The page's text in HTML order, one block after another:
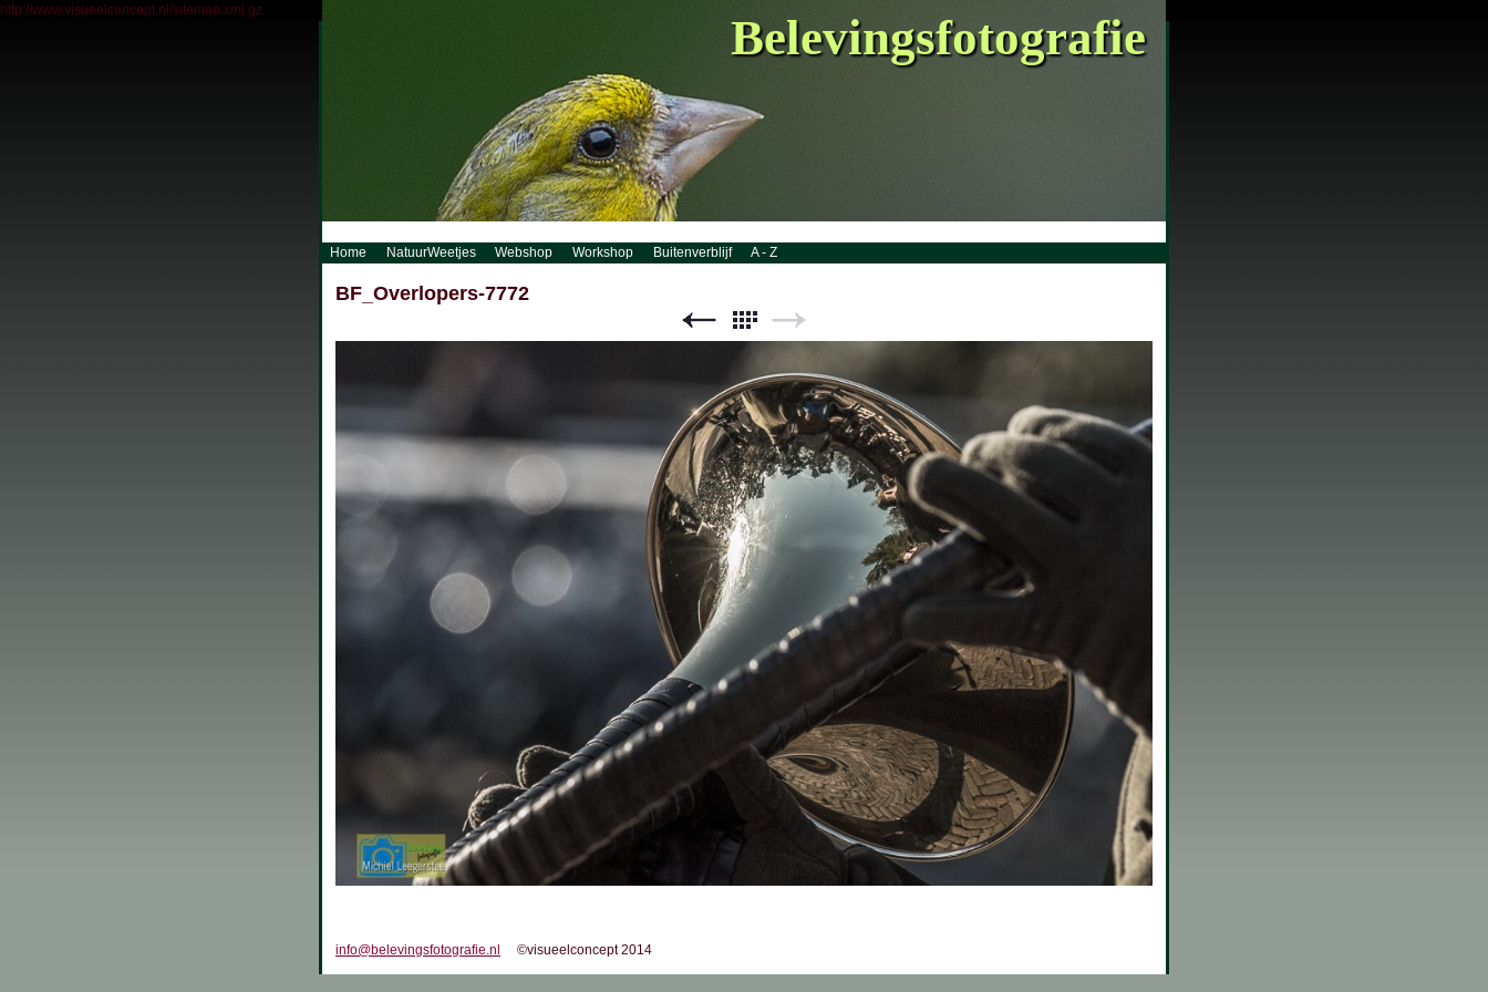
http://www.visueelconcept.nl/sitemap.xml.gz Belevingsfotografie
Home NatuurWeetjes Webshop Workshop Buitenverblijf A - Z
BF_Overlopers-7772
info@belevingsfotografie.nl ©visueelconcept 2014